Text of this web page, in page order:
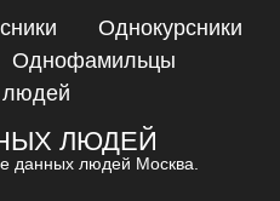
Однокурсники
Однофамильцы
людей
ЛЮДЕЙ
данных людей Москва.